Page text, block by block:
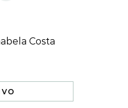
Costa